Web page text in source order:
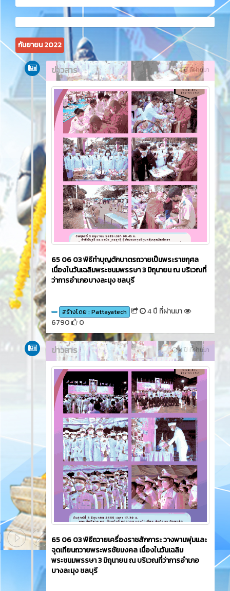
กันยายน 2022
4 ปี ที่ผ่านมา
ข่าวสาร
65 06 03 พิธีทำบุญตักบาตรถวายเป็นพระราชกุศล
เนื่องในวันเฉลิมพระชนมพรรษา 3 มิถุนายน ณ บริเวณที่
ว่าการอำเภอบางละมุง ชลบุรี
สร้างโดย : Pattayatech
4 ปี ที่ผ่านมา
6790
0
4 ปี ที่ผ่านมา
ข่าวสาร
65 06 03 พิธีถวายเครื่องราชสักการะ วางพานพุ่มและ
จุดเทียนถวายพระพรชัยมงคล เนื่องในวันเฉลิม
พระชนมพรรษา 3 มิถุนายน ณ บริเวณที่ว่าการอำเภอ
บางละมุง ชลบุรี